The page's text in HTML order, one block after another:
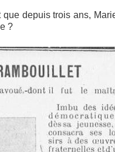
depuis trois ans,
?